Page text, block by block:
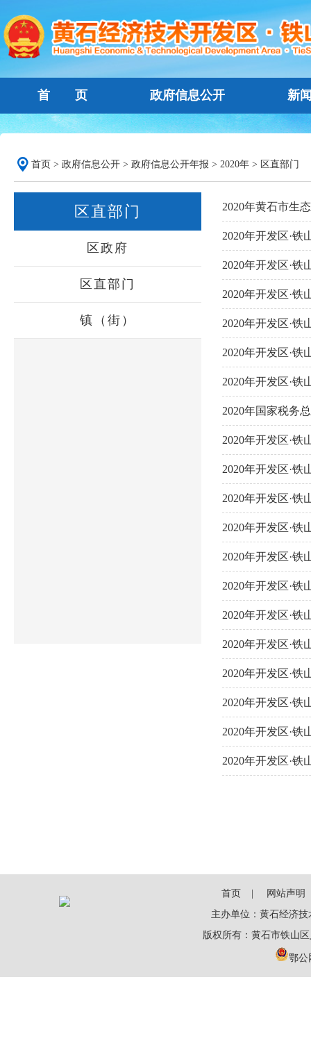
首 页 政府信息公开 新
首页 > 政府信息公开 > 政府信息公开年报 > 2020年 > 区直部门
区直部门
区政府
区直部门
镇（街）
2020年黄石市生
2020年开发区·
2020年开发区·
2020年开发区·
2020年开发区·
2020年开发区·
2020年开发区·
2020年国家税务
2020年开发区·
2020年开发区·
2020年开发区·
2020年开发区·
2020年开发区·
2020年开发区·
2020年开发区·
2020年开发区·
2020年开发区·
2020年开发区·
2020年开发区·
2020年开发区·
首页
网站声明
主办单位：黄石经济
版权所有：黄石市铁山
鄂公